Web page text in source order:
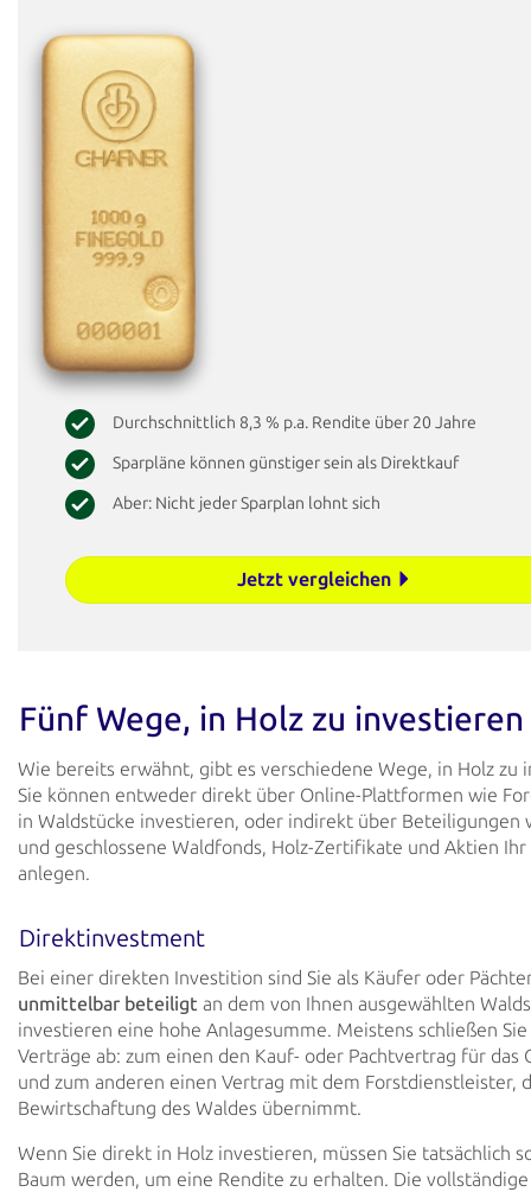
Durchschnittlich 8,3 % p.a. Rendite über 20 Jahre
Sparpläne können günstiger sein als Direktkauf
Aber: Nicht jeder Sparplan lohnt sich
Jetzt vergleichen
Fünf Wege, in Holz zu investieren
Wie bereits erwähnt, gibt es verschiedene Wege, in Holz zu
Sie können entweder direkt über Online-Plattformen wie
in Waldstücke investieren, oder indirekt über Beteiligungen
und geschlossene Waldfonds, Holz-Zertifikate und Aktien Ihr
anlegen.
Direktinvestment
Bei einer direkten Investition sind Sie als Käufer oder
unmittelbar beteiligt an dem von Ihnen ausgewählten
investieren eine hohe Anlagesumme. Meistens schließen
Verträge ab: zum einen den Kauf- oder Pachtvertrag für das
und zum anderen einen Vertrag mit dem Forstdienstleister,
Bewirtschaftung des Waldes übernimmt.
Wenn Sie direkt in Holz investieren, müssen Sie tatsächlich
Baum werden, um eine Rendite zu erhalten. Die vollständige